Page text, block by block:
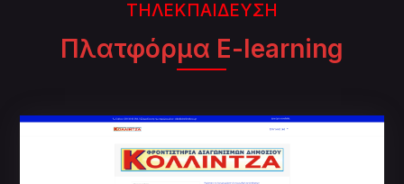
ΤΗΛΕΚΠΑΙΔΕΥΣΗ
Πλατφόρμα E-learning